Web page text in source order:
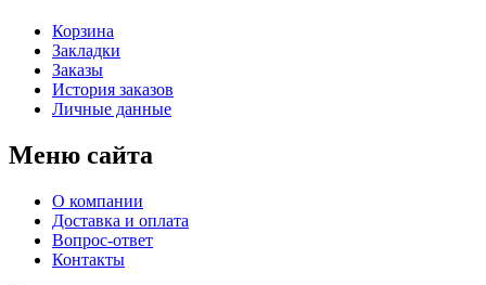
Корзина
Закладки
Заказы
История заказов
Личные данные
Меню сайта
О компании
Доставка и оплата
Вопрос-ответ
Контакты